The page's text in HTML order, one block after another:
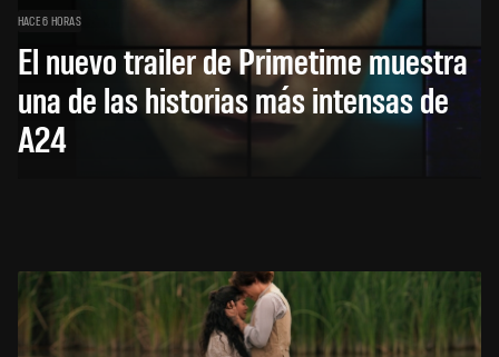
HACE 6 HORAS
El nuevo trailer de Primetime muestra
una de las historias más intensas de
A24